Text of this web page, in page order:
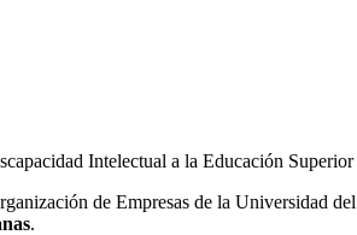
Intelectual a la Educación
de Empresas de la Universidad
.